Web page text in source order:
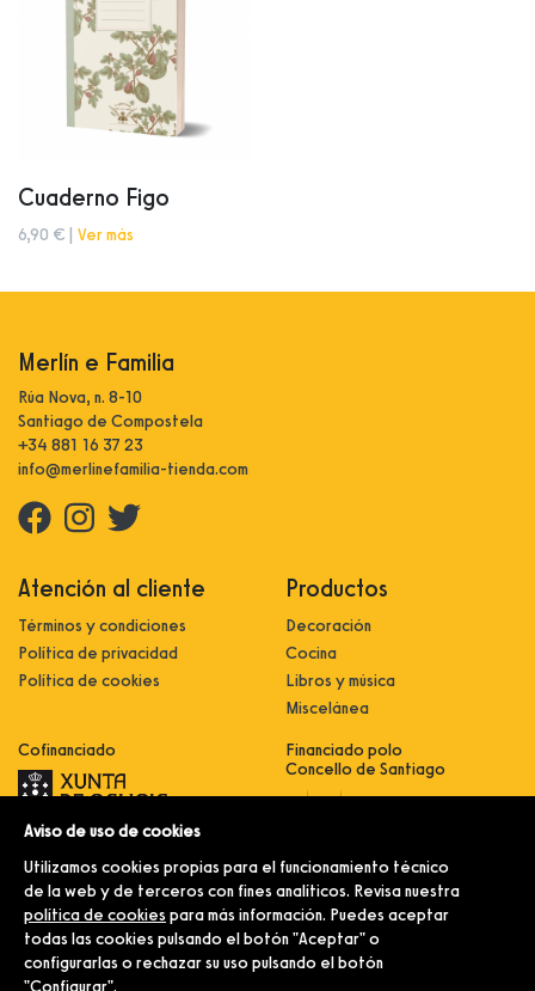
Cuaderno Figo
6,90 € | Ver más
Merlín e Familia
Rúa Nova, n. 8-10
Santiago de Compostela
+34 881 16 37 23
info@merlinefamilia-tienda.com
Atención al cliente
Términos y condiciones
Política de privacidad
Política de cookies
Productos
Decoración
Cocina
Libros y música
Miscelánea
Cofinanciado
Innovación, dixitalización e
comercialización e expansión do
sector comercial e artesanal
Implantación e pulo da estratexia
dixital e modernización do sector
comercial e artesanal (CO300C
2021)
Financiado polo
Concello de Santiago
Aviso de uso de cookies
Utilizamos cookies propias para el funcionamiento técnico
de la web y de terceros con fines analíticos. Revisa nuestra
política de cookies para más información. Puedes aceptar
todas las cookies pulsando el botón "Aceptar" o
configurarlas o rechazar su uso pulsando el botón
"Configurar".